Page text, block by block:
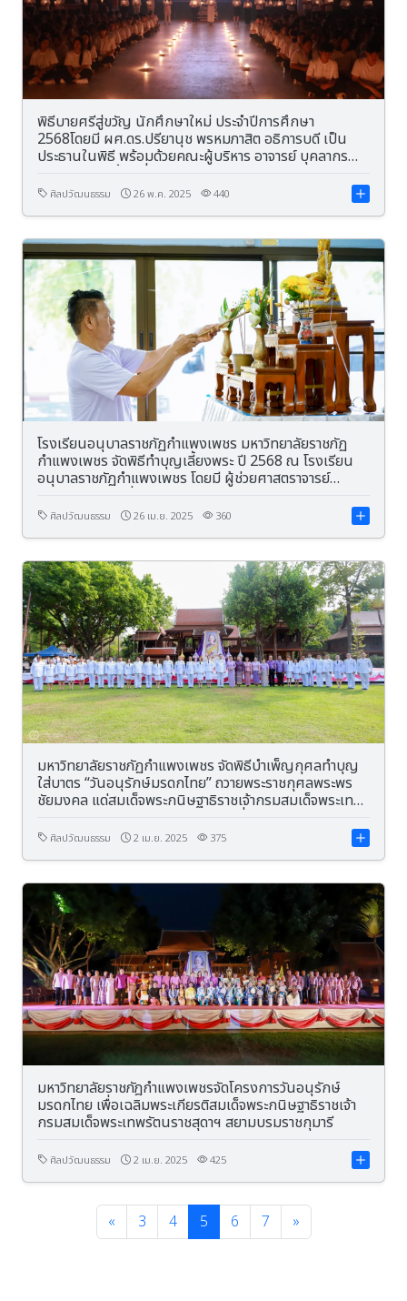
พิธีบายศรีสู่ขวัญ นักศึกษาใหม่ ประจำปีการศึกษา
2568โดยมี ผศ.ดร.ปรียานุช พรหมภาสิต อธิการบดี เป็น
ประธานในพิธี พร้อมด้วยคณะผู้บริหาร อาจารย์ บุคลากร
ศิลปวัฒนธรรม 26 พ.ค. 2025 440
โรงเรียนอนุบาลราชภัฏกำแพงเพชร มหาวิทยาลัยราชภัฏ
กำแพงเพชร จัดพิธีทำบุญเลี้ยงพระ ปี 2568 ณ โรงเรียน
อนุบาลราชภัฏกำแพงเพชร โดยมี ผู้ช่วยศาสตราจารย์
ธูปเทียนในพิธี
ศิลปวัฒนธรรม 26 เม.ย. 2025 360
มหาวิทยาลัยราชภัฏกำแพงเพชร จัดพิธีบำเพ็ญกุศลทำบุญ
ใส่บาตร “วันอนุรักษ์มรดกไทย” ถวายพระราชกุศลพระพร
ชัยมงคล แด่สมเด็จพระกนิษฐาธิราชเจ้ากรมสมเด็จพระเทพ
ราชสมภพ 2 เมษายน 2568
ศิลปวัฒนธรรม 2 เม.ย. 2025 375
มหาวิทยาลัยราชภัฎกำแพงเพชรจัดโครงการวันอนุรักษ์
มรดกไทย เพื่อเฉลิมพระเกียรติสมเด็จพระกนิษฐาธิราชเจ้า
กรมสมเด็จพระเทพรัตนราชสุดาฯ สยามบรมราชกุมารี
ศิลปวัฒนธรรม 2 เม.ย. 2025 425
« 3 4 5 6 7 »